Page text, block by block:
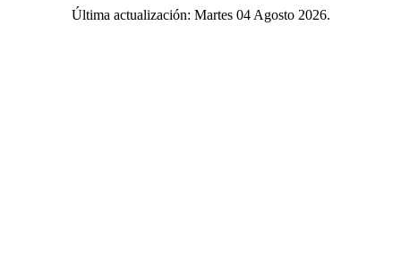
Última actualización: Martes 04 Agosto 2026.